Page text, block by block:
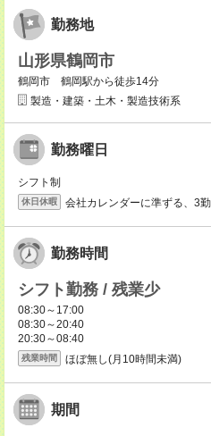
勤務地
山形県鶴岡市
鶴岡市 鶴岡駅から徒歩14分
製造・建築・土木・製造技術系
勤務曜日
シフト制
休日休暇 会社カレンダーに準ずる、3
勤務時間
シフト勤務 / 残業少
08:30～17:00
08:30～20:40
20:30～08:40
残業時間 ほぼ無し(月10時間未満)
期間